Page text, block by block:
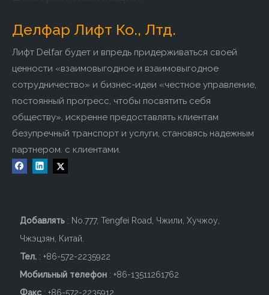
Делфар Лифт Ко., Лтд.
Лифт Delfar будет и впредь придерживаться своей
ценности «взаимовыгодное и взаимовыгодное
сотрудничество» и бизнес-идеи «честное управление,
постоянный прогресс, чтобы посвятить себя
обществу», искренне предоставлять клиентам
безупречный транспорт и услуги, становясь надежным
партнером. с клиентами.
Добавлять : No.777, Tengfei Road, Чжили, Хучжоу,
Чжэцзян, Китай.
Тел. : +86-572-2235922
Мобильный телефон : +86-13511261762
Факс : +86-572-2235912